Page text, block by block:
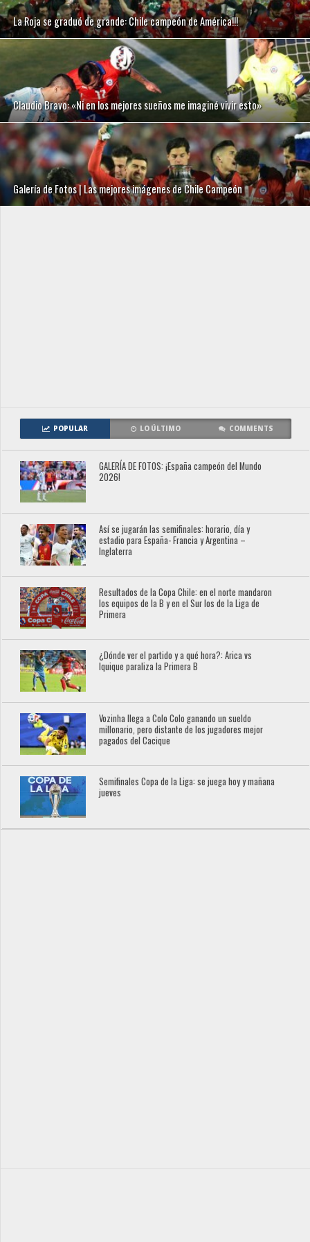
La Roja se graduó de grande: Chile campeón de América!!!
Claudio Bravo: «Ni en los mejores sueños me imaginé vivir esto»
Galería de Fotos | Las mejores imágenes de Chile Campeón
POPULAR LO ÚLTIMO COMMENTS
GALERÍA DE FOTOS: ¡España campeón del Mundo
2026!
Así se jugarán las semifinales: horario, día y
estadio para España- Francia y Argentina –
Inglaterra
Resultados de la Copa Chile: en el norte mandaron
los equipos de la B y en el Sur los de la Liga de
Primera
¿Dónde ver el partido y a qué hora?: Arica vs
Iquique paraliza la Primera B
Vozinha llega a Colo Colo ganando un sueldo
millonario, pero distante de los jugadores mejor
pagados del Cacique
Semifinales Copa de la Liga: se juega hoy y mañana
jueves